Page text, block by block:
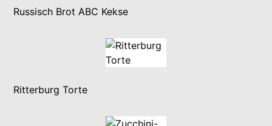
Russisch Brot ABC Kekse
Ritterburg Torte